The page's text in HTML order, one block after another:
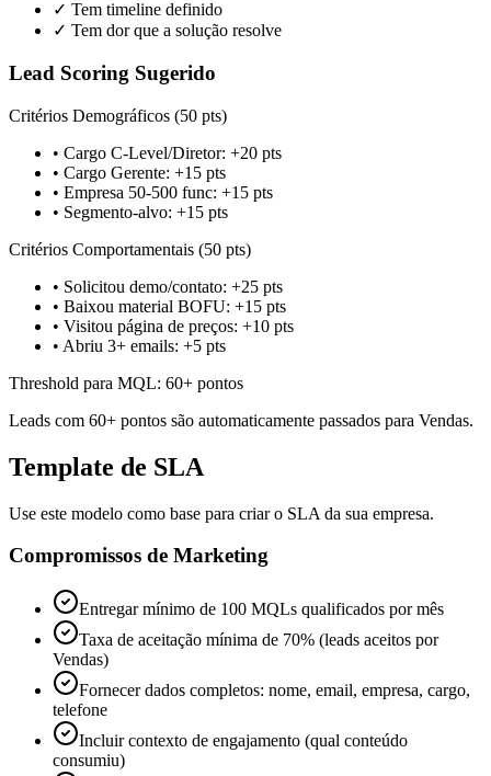
✓ Tem timeline definido
✓ Tem dor que a solução resolve
Lead Scoring Sugerido
Critérios Demográficos (50 pts)
• Cargo C-Level/Diretor: +20 pts
• Cargo Gerente: +15 pts
• Empresa 50-500 func: +15 pts
• Segmento-alvo: +15 pts
Critérios Comportamentais (50 pts)
• Solicitou demo/contato: +25 pts
• Baixou material BOFU: +15 pts
• Visitou página de preços: +10 pts
• Abriu 3+ emails: +5 pts
Threshold para MQL: 60+ pontos
Leads com 60+ pontos são automaticamente passados para Vendas.
Template de SLA
Use este modelo como base para criar o SLA da sua empresa.
Compromissos de Marketing
Entregar mínimo de 100 MQLs qualificados por mês
Taxa de aceitação mínima de 70% (leads aceitos por
Vendas)
Fornecer dados completos: nome, email, empresa, cargo,
telefone
Incluir contexto de engajamento (qual conteúdo
consumiu)